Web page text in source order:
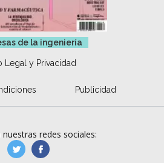
de la ingeniería
Legal y Privacidad
Publicidad
nuestras redes sociales:
manufacturaGE